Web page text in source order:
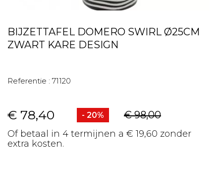
BIJZETTAFEL DOMERO SWIRL Ø25CM
ZWART KARE DESIGN
Referentie : 71120
€ 78,40 - 20% € 98,00
Of betaal in 4 termijnen a € 19,60 zonder
extra kosten.